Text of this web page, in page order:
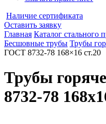
Наличие сертификата
Оставить заявку
Главная Каталог стального
Бесшовные трубы Трубы
ГОСТ 8732-78 168×16 ст.20
Трубы
8732-78